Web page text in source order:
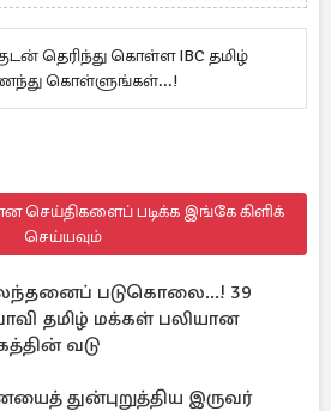
தெரிந்து கொள்ள IBC தமிழ்
கொள்ளுங்கள்...!
செய்திகளைப் படிக்க இங்கே கிளிக்
செய்யவும்
படுகொலை...! 39
தமிழ் மக்கள் பலியான
வடு
துன்புறுத்திய இருவர்